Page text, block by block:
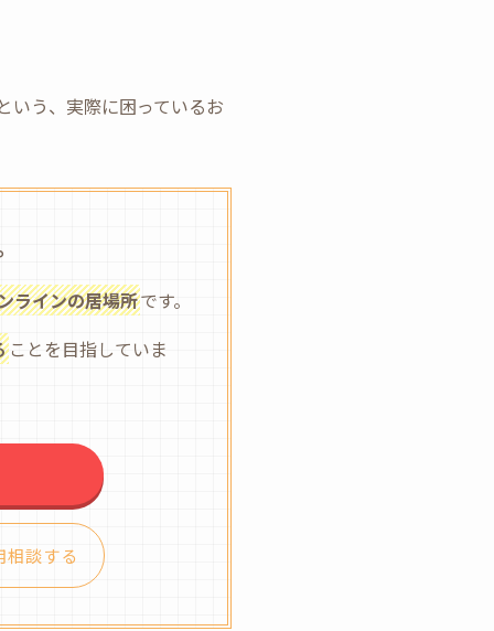
いう、実際に困っているお
ラインの居場所です。
ことを目指していま
談する